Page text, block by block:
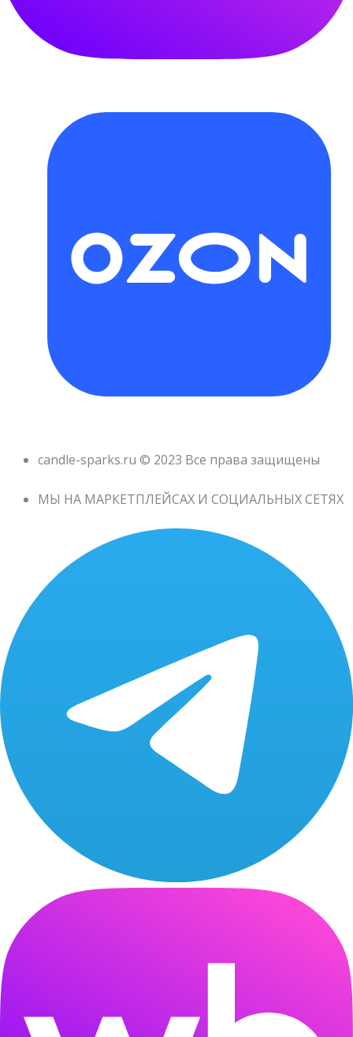
candle-sparks.ru © 2023 Все права защищены
МЫ НА МАРКЕТПЛЕЙСАХ И СОЦИАЛЬНЫХ СЕТЯХ